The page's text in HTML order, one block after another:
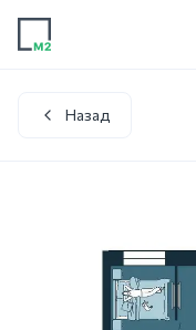
+7 (423) 275-52-01
Назад